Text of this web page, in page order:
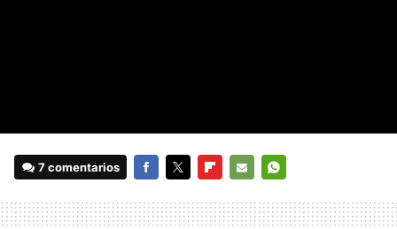
7 comentarios
MAIL